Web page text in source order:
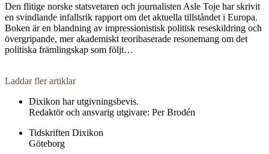
Den flitige norske statsvetaren och journalisten Asle Toje har skrivit
en svindlande infallsrik rapport om det aktuella tillståndet i Europa.
Boken är en blandning av impressionistisk politisk reseskildring och
övergripande, mer akademiskt teoribaserade resonemang om det
politiska främlingskap som följt…
Laddar fler artiklar
Dixikon har utgivningsbevis.
Redaktör och ansvarig utgivare: Per Brodén
Tidskriften Dixikon
Göteborg